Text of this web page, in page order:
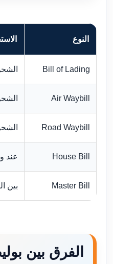
النوع
Bill of Lading
Air Waybill
Road Waybill
House Bill عند
Master Bill بين
الفرق بين